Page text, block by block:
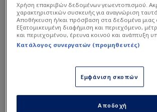
περισσότερα στο
Χρήση επακριβών δεδομένων γεωεντοπισμού.
χαρακτηριστικών συσκευής για αναγνώριση
Αποθήκευση ή/και πρόσβαση στα δεδομένα μιας
Εξατομικευμένη διαφήμιση και περιεχόμενο,
και περιεχομένου, έρευνα κοινού και ανάπτυξη
Κατάλογος συνεργατών (προμηθευτές)
Εμφάνιση σκοπών
Αποδοχή